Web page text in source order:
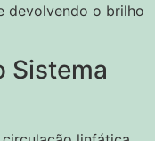
devolvendo o brilho
Sistema